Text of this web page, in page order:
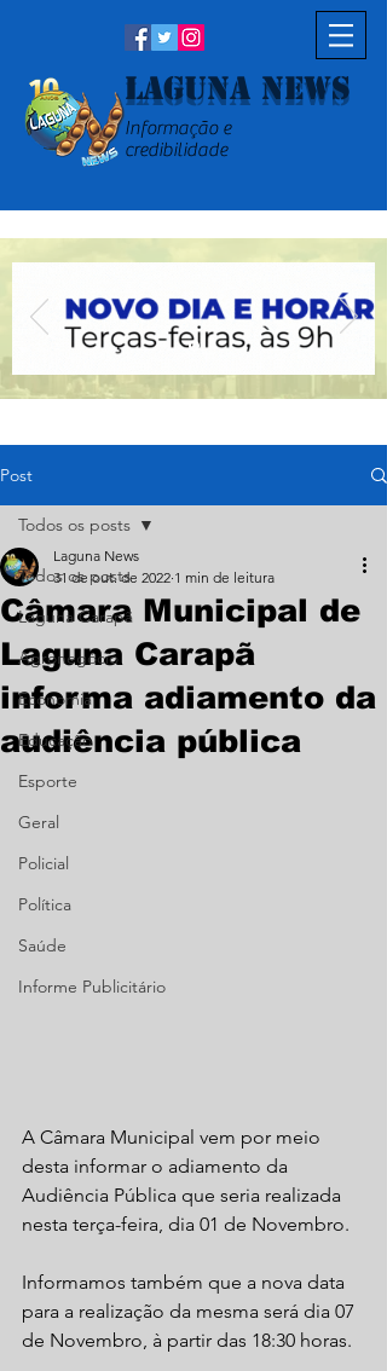
Laguna News
Informação e
credibilidade
Post
Todos os posts
Laguna Carapã
Agronegócio
Economia
Educação
Esporte
Geral
Policial
Política
Saúde
Informe Publicitário
Todos os posts
Câmara Municipal de
Laguna Carapã
informa adiamento da
audiência pública
Laguna News
31 de out. de 2022 1 min de leitura
A Câmara Municipal vem por meio
desta informar o adiamento da
Audiência Pública que seria realizada
nesta terça-feira, dia 01 de Novembro.
Informamos também que a nova data
para a realização da mesma será dia 07
de Novembro, à partir das 18:30 horas.